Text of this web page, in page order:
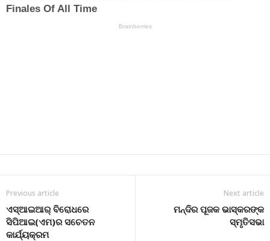
Previous article
ଏସ୍‌ଆଇଆର୍ ବିରୋଧରେ
ସିପିଆଇ(ଏମ)ର ସଚେତନ
କାର୍ଯ୍ୟକ୍ରମ
Next article
ମନ୍ଦିର ପୂଜକ ଭାସ୍କରଙ୍କ
ସ୍ମୃତିସଭା